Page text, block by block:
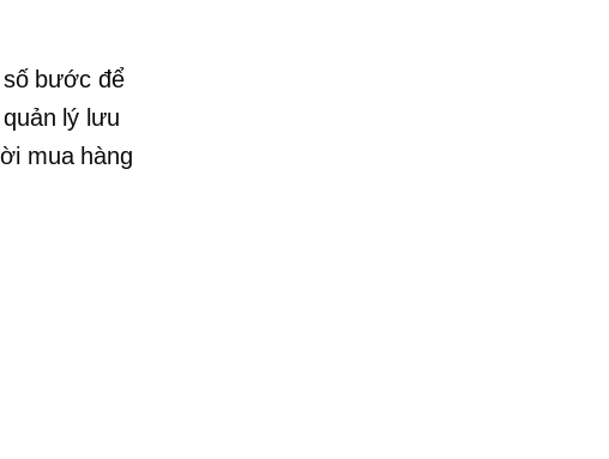
bước để
lý lưu
mua hàng